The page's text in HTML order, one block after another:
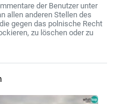
der Benutzer unter
allen anderen Stellen des
gegen das polnische Recht
zu löschen oder zu